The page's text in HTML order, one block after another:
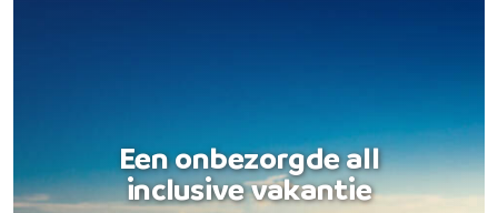
Een onbezorgde all
inclusive vakantie